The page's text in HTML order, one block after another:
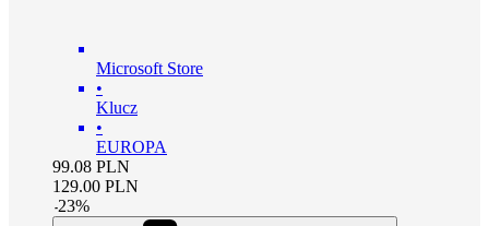
Microsoft Store
•
Klucz
•
EUROPA
99.08 PLN
129.00 PLN
-23%